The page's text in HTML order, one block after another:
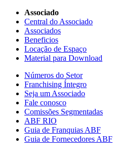
Associado
Central do Associado
Associados
Beneficios
Locação de Espaço
Material para Download
Números do Setor
Franchising Íntegro
Seja um Associado
Fale conosco
Comissões Segmentadas
ABF RIO
Guia de Franquias ABF
Guia de Fornecedores ABF